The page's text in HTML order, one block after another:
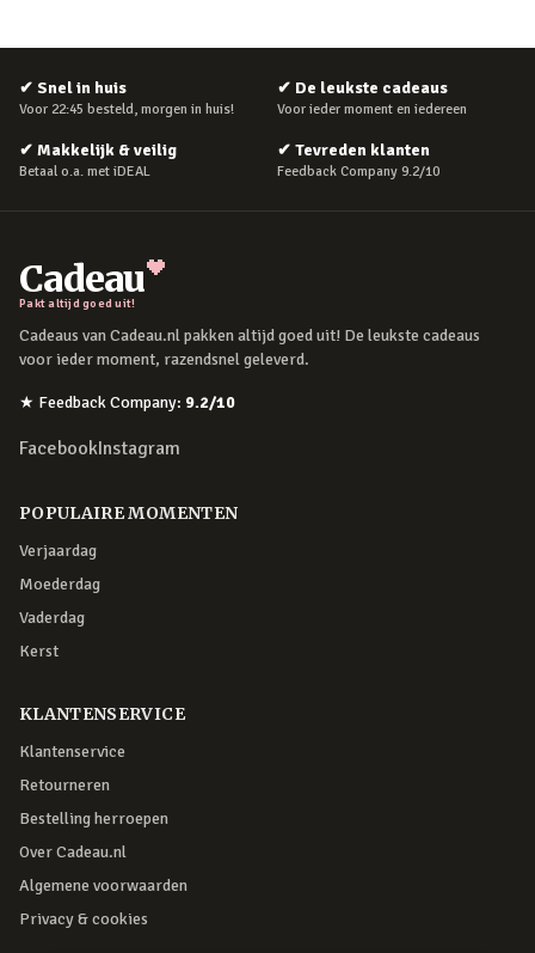
✔ Snel in huis
Voor 22:45 besteld, morgen in huis!
✔ De leukste cadeaus
Voor ieder moment en iedereen
✔ Makkelijk & veilig
Betaal o.a. met iDEAL
✔ Tevreden klanten
Feedback Company 9.2/10
Cadeau
Pakt altijd goed uit!
Cadeaus van Cadeau.nl pakken altijd goed uit! De leukste cadeaus
voor ieder moment, razendsnel geleverd.
★ Feedback Company: 9.2/10
FacebookInstagram
POPULAIRE MOMENTEN
Verjaardag
Moederdag
Vaderdag
Kerst
KLANTENSERVICE
Klantenservice
Retourneren
Bestelling herroepen
Over Cadeau.nl
Algemene voorwaarden
Privacy & cookies